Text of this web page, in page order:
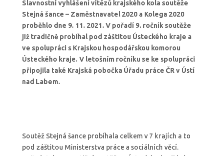
Slavnostní vyhlášení vítězů krajského kola soutěže
Stejná šance – Zaměstnavatel 2020 a Kolega 2020
proběhlo dne 9. 11. 2021. V pořadí 9. ročník soutěže
již tradičně probíhal pod záštitou Ústeckého kraje a
ve spolupráci s Krajskou hospodářskou komorou
Ústeckého kraje. V letošním ročníku se ke spolupráci
připojila také Krajská pobočka Úřadu práce ČR v Ústí
nad Labem.
Soutěž Stejná šance probíhala celkem v 7 krajích a to
pod záštitou Ministerstva práce a sociálních věcí.